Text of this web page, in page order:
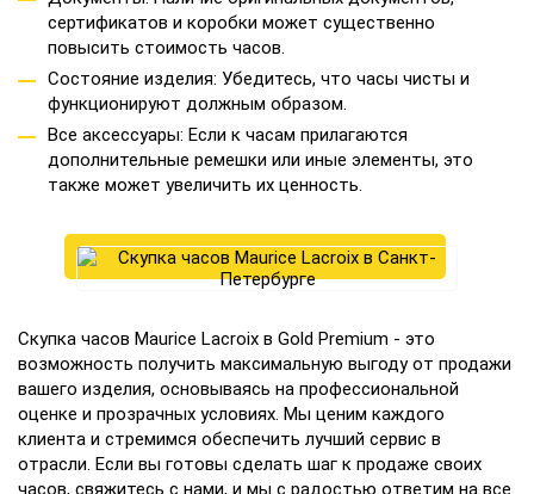
сертификатов и коробки может существенно
повысить стоимость часов.
Состояние изделия: Убедитесь, что часы чисты и
функционируют должным образом.
Все аксессуары: Если к часам прилагаются
дополнительные ремешки или иные элементы, это
также может увеличить их ценность.
Скупка часов Maurice Lacroix в Gold Premium - это
возможность получить максимальную выгоду от продажи
вашего изделия, основываясь на профессиональной
оценке и прозрачных условиях. Мы ценим каждого
клиента и стремимся обеспечить лучший сервис в
отрасли. Если вы готовы сделать шаг к продаже своих
часов, свяжитесь с нами, и мы с радостью ответим на все